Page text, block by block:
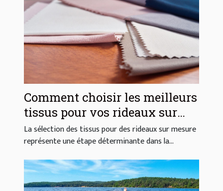
Comment choisir les meilleurs
tissus pour vos rideaux sur
mesure ?
La sélection des tissus pour des rideaux sur mesure
représente une étape déterminante dans la...